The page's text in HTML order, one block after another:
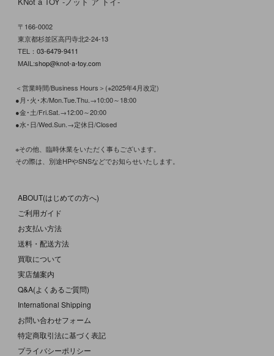
〒166-0002
東京都杉並区高円寺北2-24-13
TEL： 03-6479-9411
MAIL:shop@knot-a-toy.com
＜営業時間/Business Hours＞(※2025年4月改定)
●月･火･木/Mon.Tue.Thu.→10:00～18:00
●金･土/Fri.Sat.→12:00～20:00
●水･日/Wed.Sun.→定休日/Closed
※その他、臨時休業をいただく事もございます。
その際は、別途HPやSNSなどでお知らせいたします。
ABOUT(はじめての方へ)
ご利用ガイド
お支払い方法
送料・配送方法
買取について
実店舗案内
Q&A(よくあるご質問)
International Shipping
お問い合わせフォーム
特定商取引法に基づく表記
プライバシーポリシー